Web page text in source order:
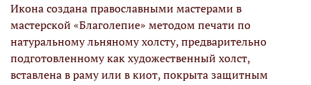
Икона создана православными мастерами в
мастерской «Благолепие» методом печати по
натуральному льняному холсту, предварительно
подготовленному как художественный холст,
вставлена в раму или в киот, покрыта защитным